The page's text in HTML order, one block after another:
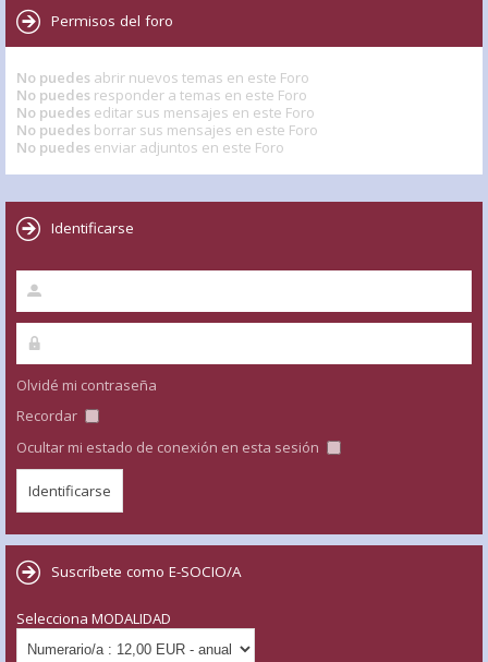
Permisos del foro
No puedes abrir nuevos temas en este Foro
No puedes responder a temas en este Foro
No puedes editar sus mensajes en este Foro
No puedes borrar sus mensajes en este Foro
No puedes enviar adjuntos en este Foro
Identificarse
Olvidé mi contraseña
Recordar
Ocultar mi estado de conexión en esta sesión
Suscríbete como E-SOCIO/A
Selecciona MODALIDAD